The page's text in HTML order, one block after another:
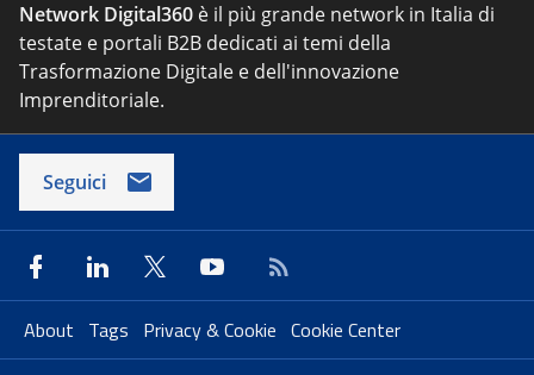
Network Digital360 è il più grande network in Italia di
testate e portali B2B dedicati ai temi della
Trasformazione Digitale e dell'innovazione
Imprenditoriale.
Seguici
About Tags Privacy & Cookie Cookie Center